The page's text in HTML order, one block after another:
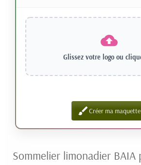
Glissez votre logo ou
brushCréer ma maquette
Sommelier limonadier